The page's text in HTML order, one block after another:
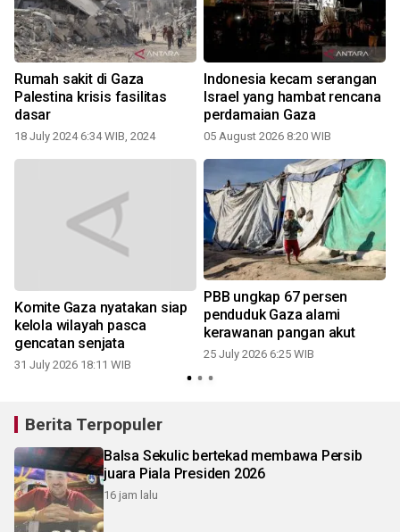
Rumah sakit di Gaza
Palestina krisis fasilitas
dasar
18 July 2024 6:34 WIB, 2024
Indonesia kecam serangan
Israel yang hambat rencana
perdamaian Gaza
05 August 2026 8:20 WIB
Komite Gaza nyatakan siap
kelola wilayah pasca
gencatan senjata
31 July 2026 18:11 WIB
PBB ungkap 67 persen
penduduk Gaza alami
kerawanan pangan akut
25 July 2026 6:25 WIB
Berita Terpopuler
Balsa Sekulic bertekad membawa Persib
juara Piala Presiden 2026
16 jam lalu